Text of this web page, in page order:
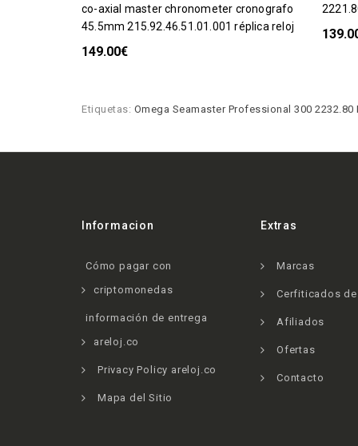
co-axial master chronometer cronografo
45.5mm 215.92.46.51.01.001 réplica reloj
149.00€
Etiquetas: Omega Seamaster Professional 300 2232.80
Informacion
Cómo pagar con
criptomonedas
información de entrega
areloj.co
Privacy Policy areloj.co
Mapa del Sitio
Extras
Marcas
Cerfiticados
Afiliados
Ofertas
Contacto